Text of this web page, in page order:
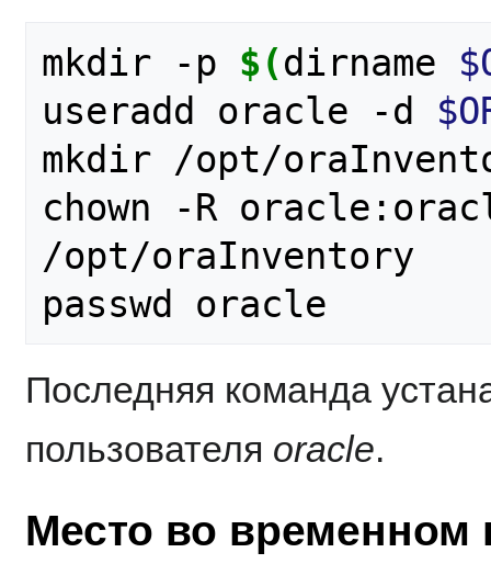
mkdir -p $(dirname
useradd oracle -d
mkdir /opt/
chown -R
/opt/oraInventory
Последняя команда
пользователя oracle.
Место во временном